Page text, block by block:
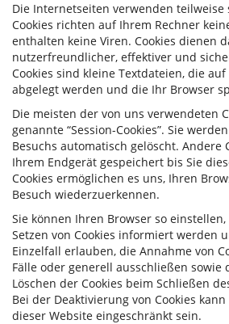
Die Internetseiten verwenden teilweise
Cookies richten auf Ihrem Rechner
enthalten keine Viren. Cookies dienen
nutzerfreundlicher, effektiver und
Cookies sind kleine Textdateien, die
abgelegt werden und die Ihr Browser
Die meisten der von uns verwendeten
genannte “Session-Cookies”. Sie
Besuchs automatisch gelöscht. Andere
Ihrem Endgerät gespeichert bis Sie
Cookies ermöglichen es uns, Ihren
Besuch wiederzuerkennen.
Sie können Ihren Browser so
Setzen von Cookies informiert werden
Einzelfall erlauben, die Annahme von
Fälle oder generell ausschließen sowie
Löschen der Cookies beim Schließen
Bei der Deaktivierung von Cookies
dieser Website eingeschränkt sein.